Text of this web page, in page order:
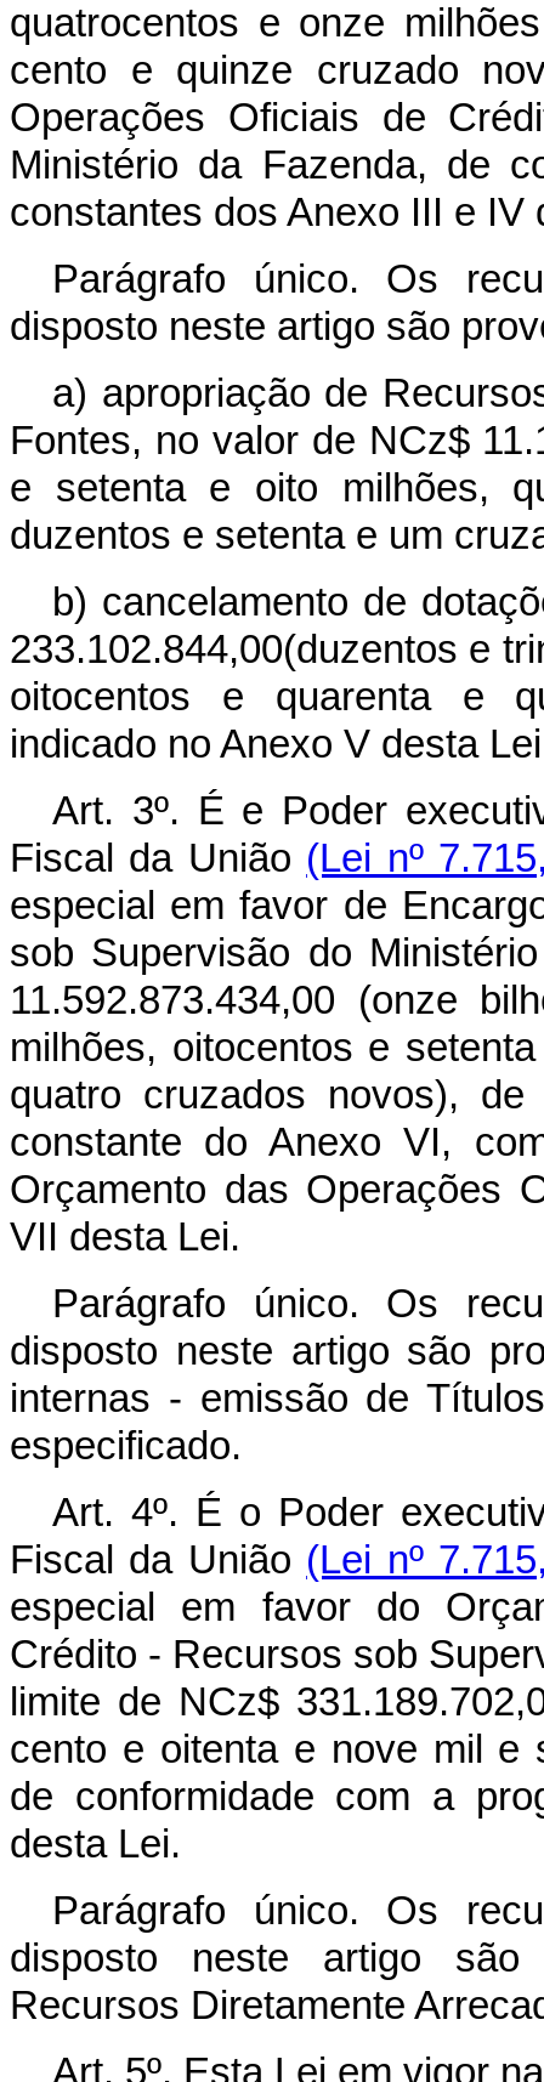
quatrocentos e onze
cento e quinze cruzado
Operações Oficiais de
Ministério da Fazenda, de
constantes dos Anexo III e IV
Parágrafo único. Os
disposto neste artigo são
a) apropriação de
Fontes, no valor de NCz$
e setenta e oito milhões,
duzentos e setenta e um
b) cancelamento de
233.102.844,00(duzentos e
oitocentos e quarenta e
indicado no Anexo V desta
Art. 3º. É e Poder
Fiscal da União (Lei nº
especial em favor de
sob Supervisão do
11.592.873.434,00 (onze
milhões, oitocentos e
quatro cruzados novos),
constante do Anexo VI,
Orçamento das Operações
VII desta Lei.
Parágrafo único. Os
disposto neste artigo são
internas - emissão de
especificado.
Art. 4º. É o Poder
Fiscal da União (Lei nº
especial em favor do
Crédito - Recursos sob
limite de NCz$
cento e oitenta e nove mil e
de conformidade com a
desta Lei.
Parágrafo único. Os
disposto neste artigo são
Recursos Diretamente
Art. 5º. Esta Lei em vigor